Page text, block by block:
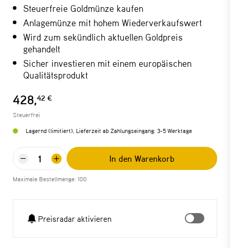
Steuerfreie Goldmünze kaufen
Anlagemünze mit hohem Wiederverkaufswert
Wird zum sekündlich aktuellen Goldpreis
gehandelt
Sicher investieren mit einem europäischen
Qualitätsprodukt
428,42 €
Steuerfrei
Lagernd (limitiert), Lieferzeit ab Zahlungseingang: 3-5 Werktage
In den Warenkorb
Maximale Bestellmenge: 100
Preisradar aktivieren